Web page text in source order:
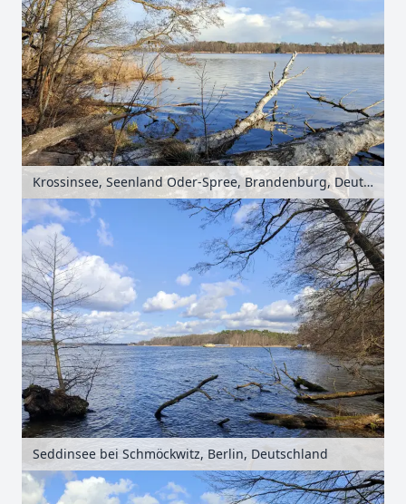
Krossinsee, Seenland Oder-Spree, Brandenburg, Deutschland
Seddinsee bei Schmöckwitz, Berlin, Deutschland